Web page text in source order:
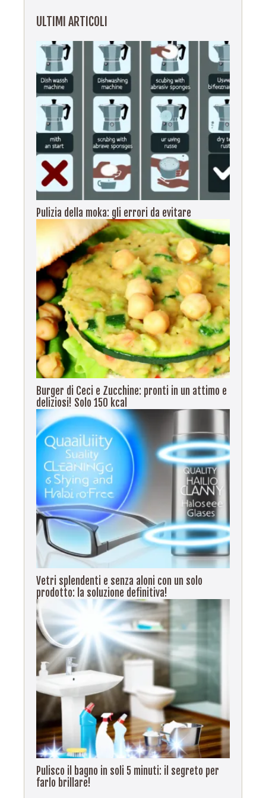
ULTIMI ARTICOLI
Pulizia della moka: gli errori da evitare
Burger di Ceci e Zucchine: pronti in un attimo e
deliziosi! Solo 150 kcal
Vetri splendenti e senza aloni con un solo
prodotto: la soluzione definitiva!
Pulisco il bagno in soli 5 minuti: il segreto per
farlo brillare!